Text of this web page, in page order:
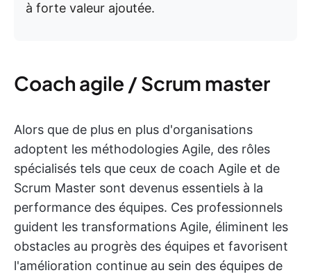
à forte valeur ajoutée.
Coach agile / Scrum master
Alors que de plus en plus d'organisations
adoptent les méthodologies Agile, des rôles
spécialisés tels que ceux de coach Agile et de
Scrum Master sont devenus essentiels à la
performance des équipes. Ces professionnels
guident les transformations Agile, éliminent les
obstacles au progrès des équipes et favorisent
l'amélioration continue au sein des équipes de